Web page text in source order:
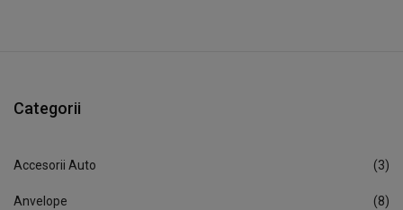
Categorii
Accesorii Auto (3)
Anvelope (8)